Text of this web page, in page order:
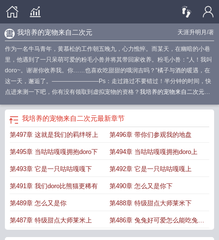
天涯升明月 /著
我培养的宠物来自二次元
作为一名牛马青年，黄慕松的工作朝五晚九，心力憔悴。而某天，在幽暗的小巷
里，他遇到了一只呆萌可爱的粉毛小兽并将其带回家收养。粉毛小兽：“人！我叫
doro~。谢谢你收养我。你……也喜欢吃甜甜的哦润吉吗？”橘子与酒的暖遇，在
这一天，邂逅了。————————Ps：走过路过不要错过！半分钟的时间，快
点进来测一下吧，你有没有领取到虚拟宠物的资格？ 我培养的宠物来自二次元
物来自二次元顶点网
我培养的宠物来自二次元书评
费阅读
自二次元我培养的s鼠
我培养的宠物来自二次元最新章节
第497章 这就是我们的羁绊呀上 第496章 带你们参观我的地盘
第495章 当咕咕嘎嘎拥抱doro下 第494章 当咕咕嘎嘎拥抱doro上
第493章 它是一只咕咕嘎嘎下 第492章 它是一只咕咕嘎嘎上
第491章 我们doro比熊猫更稀有 第490章 怎么又是你下
第489章 怎么又是你 第488章 特级甜点大师莱米下
第487章 特级甜点大师莱米上 第486章 兔兔好可爱怎么能吃兔兔
呢下